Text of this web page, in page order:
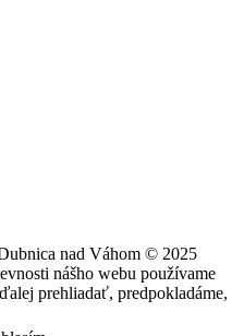
nad Váhom © 2025
nášho webu používame
prehliadať, predpokladáme,